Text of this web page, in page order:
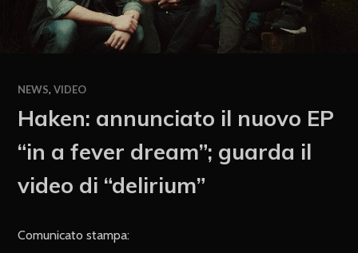
NEWS,VIDEO
Haken: annunciato il nuovo EP
“in a fever dream”; guarda il
video di “delirium”
Comunicato stampa: